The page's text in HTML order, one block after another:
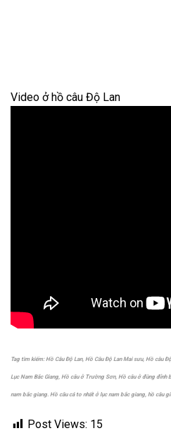
Video ở hồ câu Độ Lan
Tag tìm kiếm: Hồ Câu Độ Lan, Hồ Câu Độ Lan Mai sưu, Hồ câu
Lục Nam Bắc Giang, Hồ câu ở Trường Sơn, Hồ câu ở đùng
nam bắc giang. Hồ câu cá to nhất ở lục nam bắc giang, hồ câu
Post Views: 15